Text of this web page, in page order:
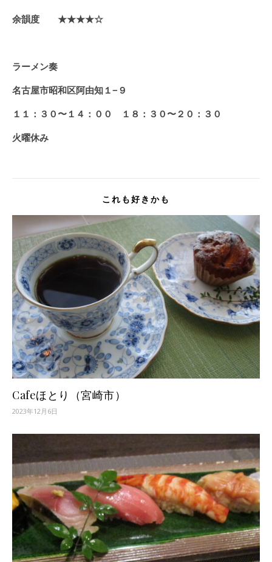
余韻度 ★★★★☆
ラーメン奏
名古屋市昭和区阿由知１−９
１１：３０〜１４：００ １８：３０〜２０：３０
火曜休み
これも好きかも
Cafeほとり（宮崎市）
2023年12月6日